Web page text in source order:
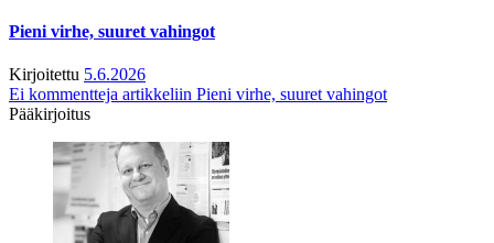
Pieni virhe, suuret vahingot
Kirjoitettu 5.6.2026
Ei kommentteja artikkeliin Pieni virhe, suuret vahingot
Pääkirjoitus